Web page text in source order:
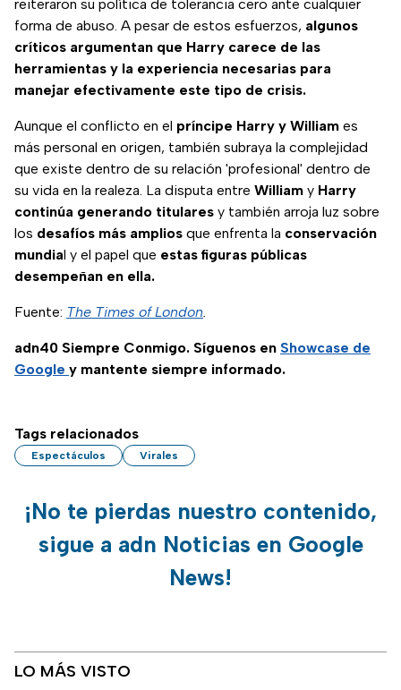
Meghan.
reiteraron su política de tolerancia cero ante cualquier
forma de abuso. A pesar de estos esfuerzos, algunos
críticos argumentan que Harry carece de las
herramientas y la experiencia necesarias para
manejar efectivamente este tipo de crisis.
Aunque el conflicto en el príncipe Harry y William es
más personal en origen, también subraya la complejidad
que existe dentro de su relación 'profesional' dentro de
su vida en la realeza. La disputa entre William y Harry
continúa generando titulares y también arroja luz sobre
los desafíos más amplios que enfrenta la conservación
mundial y el papel que estas figuras públicas
desempeñan en ella.
Fuente: The Times of London.
adn40 Siempre Conmigo. Síguenos en Showcase de
Google y mantente siempre informado.
Tags relacionados
Espectáculos Virales
¡No te pierdas nuestro contenido,
sigue a adn Noticias en Google
News!
LO MÁS VISTO